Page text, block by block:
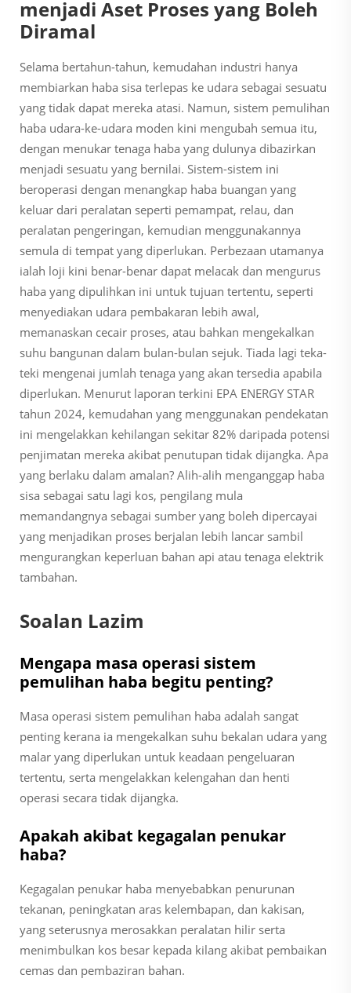
menjadi Aset Proses yang Boleh
Diramal
Selama bertahun-tahun, kemudahan industri hanya
membiarkan haba sisa terlepas ke udara sebagai sesuatu
yang tidak dapat mereka atasi. Namun, sistem pemulihan
haba udara-ke-udara moden kini mengubah semua itu,
dengan menukar tenaga haba yang dulunya dibazirkan
menjadi sesuatu yang bernilai. Sistem-sistem ini
beroperasi dengan menangkap haba buangan yang
keluar dari peralatan seperti pemampat, relau, dan
peralatan pengeringan, kemudian menggunakannya
semula di tempat yang diperlukan. Perbezaan utamanya
ialah loji kini benar-benar dapat melacak dan mengurus
haba yang dipulihkan ini untuk tujuan tertentu, seperti
menyediakan udara pembakaran lebih awal,
memanaskan cecair proses, atau bahkan mengekalkan
suhu bangunan dalam bulan-bulan sejuk. Tiada lagi teka-
teki mengenai jumlah tenaga yang akan tersedia apabila
diperlukan. Menurut laporan terkini EPA ENERGY STAR
tahun 2024, kemudahan yang menggunakan pendekatan
ini mengelakkan kehilangan sekitar 82% daripada potensi
penjimatan mereka akibat penutupan tidak dijangka. Apa
yang berlaku dalam amalan? Alih-alih menganggap haba
sisa sebagai satu lagi kos, pengilang mula
memandangnya sebagai sumber yang boleh dipercayai
yang menjadikan proses berjalan lebih lancar sambil
mengurangkan keperluan bahan api atau tenaga elektrik
tambahan.
Soalan Lazim
Mengapa masa operasi sistem
pemulihan haba begitu penting?
Masa operasi sistem pemulihan haba adalah sangat
penting kerana ia mengekalkan suhu bekalan udara yang
malar yang diperlukan untuk keadaan pengeluaran
tertentu, serta mengelakkan kelengahan dan henti
operasi secara tidak dijangka.
Apakah akibat kegagalan penukar
haba?
Kegagalan penukar haba menyebabkan penurunan
tekanan, peningkatan aras kelembapan, dan kakisan,
yang seterusnya merosakkan peralatan hilir serta
menimbulkan kos besar kepada kilang akibat pembaikan
cemas dan pembaziran bahan.